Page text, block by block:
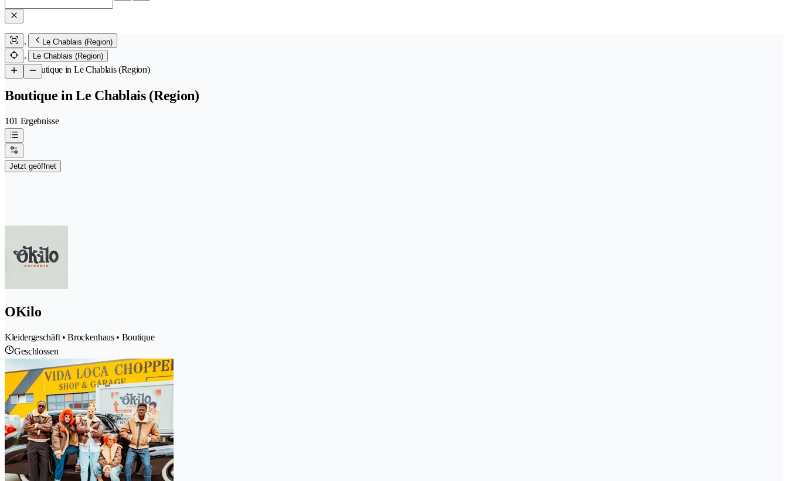
Le Chablais (Region)
Le Chablais (Region)
/Boutique in Le Chablais (Region)
Boutique in Le Chablais (Region)
101 Ergebnisse
Jetzt geöffnet
OKilo
Kleidergeschäft • Brockenhaus • Boutique
Geschlossen